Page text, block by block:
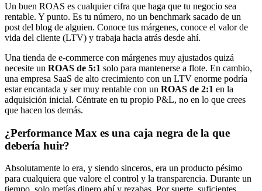
Un buen ROAS es cualquier cifra que haga que tu negocio sea
rentable. Y punto. Es tu número, no un benchmark sacado de un
post del blog de alguien. Conoce tus márgenes, conoce el valor de
vida del cliente (LTV) y trabaja hacia atrás desde ahí.
Una tienda de e-commerce con márgenes muy ajustados quizá
necesite un ROAS de 5:1 solo para mantenerse a flote. En cambio,
una empresa SaaS de alto crecimiento con un LTV enorme podría
estar encantada y ser muy rentable con un ROAS de 2:1 en la
adquisición inicial. Céntrate en tu propio P&L, no en lo que crees
que hacen los demás.
¿Performance Max es una caja negra de la que
debería huir?
Absolutamente lo era, y siendo sinceros, era un producto pésimo
para cualquiera que valore el control y la transparencia. Durante un